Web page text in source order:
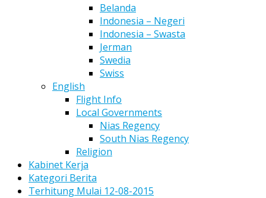
Belanda
Indonesia – Negeri
Indonesia – Swasta
Jerman
Swedia
Swiss
English
Flight Info
Local Governments
Nias Regency
South Nias Regency
Religion
Kabinet Kerja
Kategori Berita
Terhitung Mulai 12-08-2015